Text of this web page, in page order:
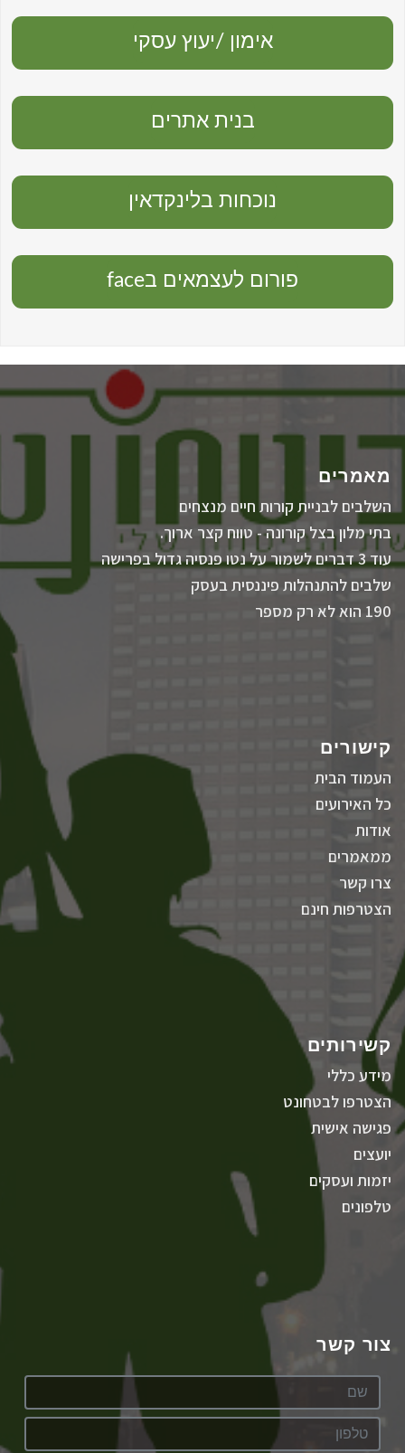
אימון /יעוץ עסקי
בנית אתרים
נוכחות בלינקדאין
פורום לעצמאים בface
מאמרים
השלבים לבניית קורות חיים מנצחים
בתי מלון בצל קורונה - טווח קצר ארוך.
עוד 3 דברים לשמור על נטו פנסיה גדול בפרישה
שלבים להתנהלות פיננסית בעסק
190 הוא לא רק מספר
קישורים
העמוד הבית
כל האירועים
אודות
ממאמרים
צרו קשר
הצטרפות חינם
קשירותים
מידע כללי
הצטרפו לבטחונט
פגישה אישית
יועצים
יזמות ועסקים
טלפונים
צור קשר